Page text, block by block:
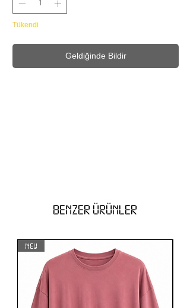
Tükendi
Geldiğinde Bildir
BENZER ÜRÜNLER
NEW